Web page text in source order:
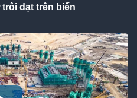
dạt trên biển